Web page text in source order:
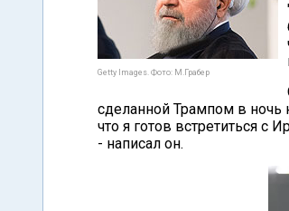
Getty Images. Фото: М.Грабер
сделанной Трампом в ночь
что я готов встретиться с
- написал он.